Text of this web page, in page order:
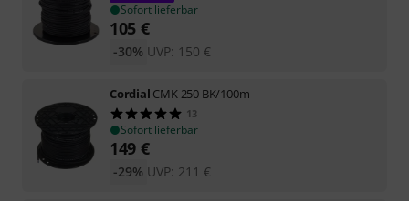
Sofort lieferbar
105 €
UVP: 150 €
-30%
Cordial CMK 250 BK/100m
13
Sofort lieferbar
149 €
UVP: 211 €
-29%